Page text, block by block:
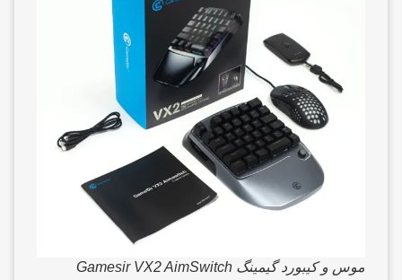
موس و کیبورد گیمینگ Gamesir VX2 AimSwitch